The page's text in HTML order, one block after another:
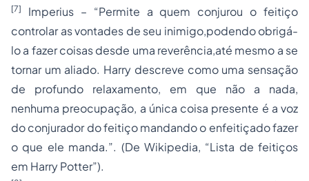
[7]
Imperius – “Permite a quem conjurou o feitiço
controlar as vontades de seu inimigo,podendo obrigá-
lo a fazer coisas desde uma reverência,até mesmo a se
tornar um aliado. Harry descreve como uma sensação
de profundo relaxamento, em que não a nada,
nenhuma preocupação, a única coisa presente é a voz
do conjurador do feitiço mandando o enfeitiçado fazer
o que ele manda.”. (De Wikipedia, “Lista de feitiços
em Harry Potter”).